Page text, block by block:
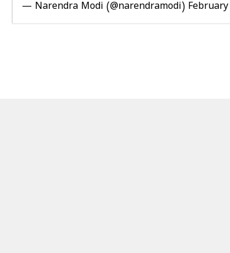
— Narendra Modi (@narendramodi)